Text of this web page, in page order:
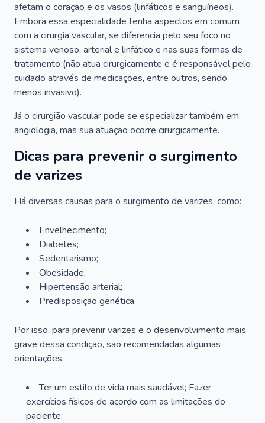
afetam o coração e os vasos (linfáticos e sanguíneos).
Embora essa especialidade tenha aspectos em comum
com a cirurgia vascular, se diferencia pelo seu foco no
sistema venoso, arterial e linfático e nas suas formas de
tratamento (não atua cirurgicamente e é responsável pelo
cuidado através de medicações, entre outros, sendo
menos invasivo).
Já o cirurgião vascular pode se especializar também em
angiologia, mas sua atuação ocorre cirurgicamente.
Dicas para prevenir o surgimento
de varizes
Há diversas causas para o surgimento de varizes, como:
Envelhecimento;
Diabetes;
Sedentarismo;
Obesidade;
Hipertensão arterial;
Predisposição genética.
Por isso, para prevenir varizes e o desenvolvimento mais
grave dessa condição, são recomendadas algumas
orientações:
Ter um estilo de vida mais saudável; Fazer
exercícios físicos de acordo com as limitações do
paciente;